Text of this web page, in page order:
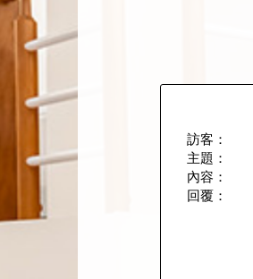
訪客：
主題：
內容：
回覆：